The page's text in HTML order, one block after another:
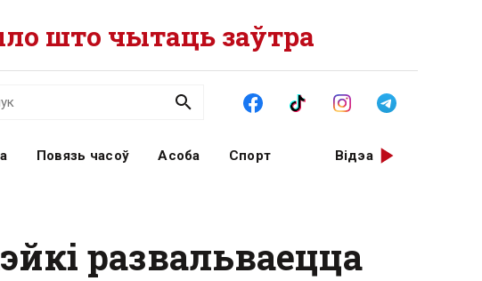
што чытаць заўтра
Повязь часоў Асоба Спорт Відэа
развальваецца